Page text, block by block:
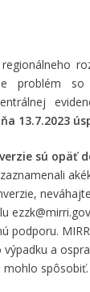
problém
13.7.2023
sú opäť
podporu.
a
spôsobiť.